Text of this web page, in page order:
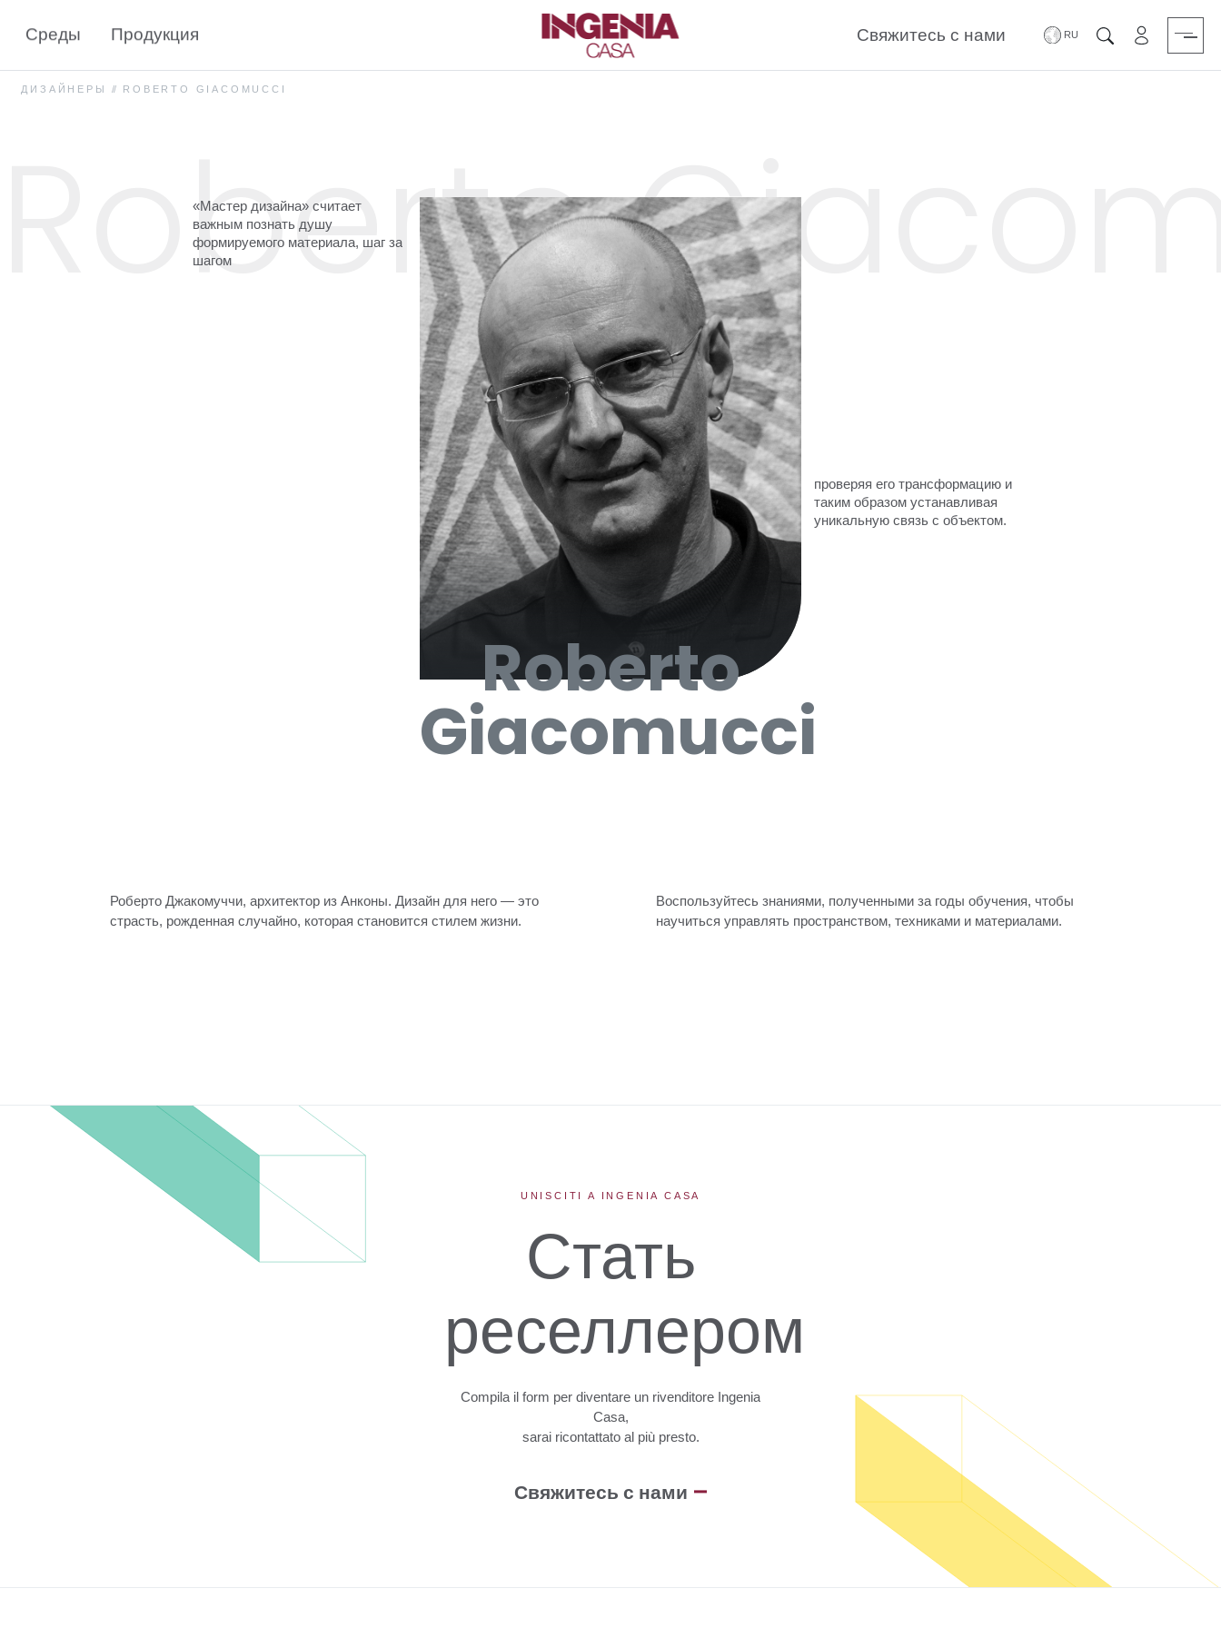
Среды Продукция Свяжитесь с нами Поиск
ДИЗАЙНЕРЫ // ROBERTO GIACOMUCCI
Roberto
«Мастер дизайна» считает
важным познать душу
формируемого материала, шаг за
шагом
Roberto
Giacomucci
проверяя его трансформацию и
таким образом устанавливая
уникальную связь с объектом.
Роберто Джакомуччи, архитектор из Анконы. Дизайн для него — это
страсть, рожденная случайно, которая становится стилем жизни.
Воспользуйтесь знаниями, полученными за годы обучения, чтобы
научиться управлять пространством, техниками и материалами.
UNISCITI A INGENIA CASA
Стать
реселлером
Compila il form per diventare un rivenditore Ingenia
Casa,
sarai ricontattato al più presto.
Свяжитесь с нами